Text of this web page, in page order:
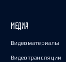
МЕДИА
Видеоматериалы
Видеотрансляции